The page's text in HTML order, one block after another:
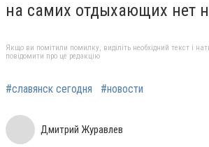
на самих отдыхающих нет
Якщо ви помітили помилку, виділіть необхідний текст і
повідомити про це редакцію
#славянск сегодня #новости
Дмитрий Журавлев